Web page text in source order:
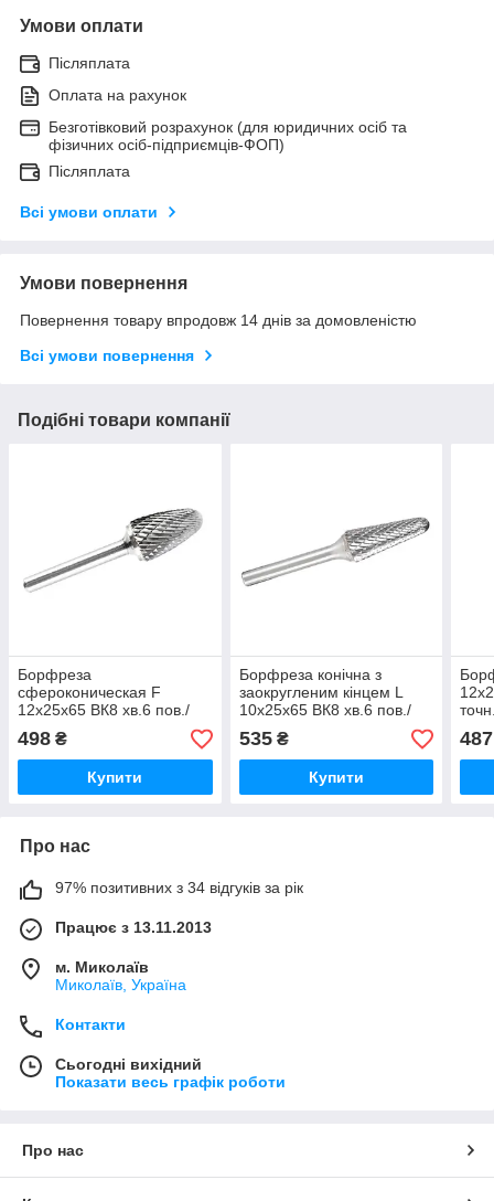
Умови оплати
Післяплата
Оплата на рахунок
Безготівковий розрахунок (для юридичних осіб та
фізичних осіб-підприємців-ФОП)
Післяплата
Всі умови оплати
Умови повернення
Повернення товару впродовж 14 днів за домовленістю
Всі умови повернення
Подібні товари компанії
Борфреза
сфероконическая F
12x25x65 ВК8 хв.6 пов./
точн. (Lascentrum)
498 ₴
Купити
Борфреза конічна з
заокругленим кінцем L
10х25х65 ВК8 хв.6 пов./
точн. (К)
535₴
Купити
487
Про нас
97% позитивних з 34 відгуків за рік
Працює з 13.11.2013
м. Миколаїв
Миколаїв, Україна
Контакти
Сьогодні вихідний
Показати весь графік роботи
Про нас